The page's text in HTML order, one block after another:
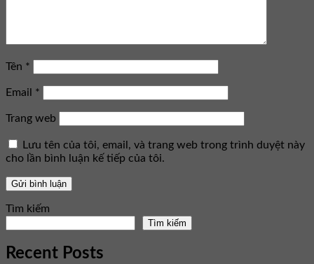
Tên *
Email *
Trang web
Lưu tên của tôi, email, và trang web trong trình duyệt này
cho lần bình luận kế tiếp của tôi.
Tìm kiếm
Tìm kiếm
Recent Posts